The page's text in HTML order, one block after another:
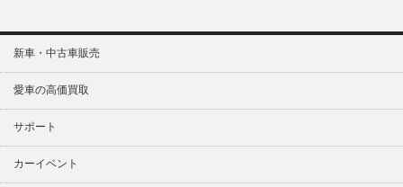
新車・中古車販売
愛車の高価買取
サポート
カーイベント